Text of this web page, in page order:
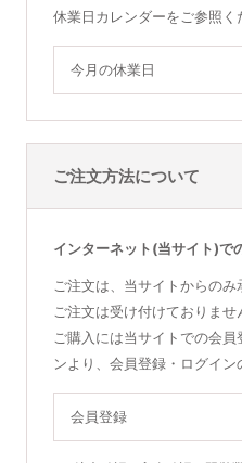
休業日カレンダーをご参照く
今月の休業日
ご注文方法について
インターネット(当サイト)で
ご注文は、当サイトからの
ご注文は受け付けておりませ
ご購入には当サイトでの会
ンより、会員登録・ログイン
会員登録